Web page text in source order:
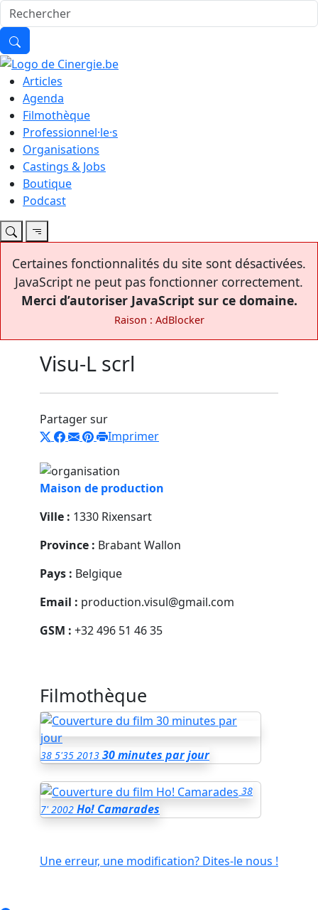
Articles
Agenda
Filmothèque
Professionnel·le·s
Organisations
Castings & Jobs
Boutique
Podcast
Certaines fonctionnalités du site sont désactivées.
JavaScript ne peut pas fonctionner correctement.
Merci d’autoriser JavaScript sur ce domaine.
Raison : AdBlocker
Visu-L scrl
Partager sur
Imprimer
Maison de production
Ville : 1330 Rixensart
Province : Brabant Wallon
Pays : Belgique
Email : production.visul@gmail.com
GSM : +32 496 51 46 35
Filmothèque
38 5'35 2013 30 minutes par jour
38
7' 2002 Ho! Camarades
Une erreur, une modification? Dites-le nous !